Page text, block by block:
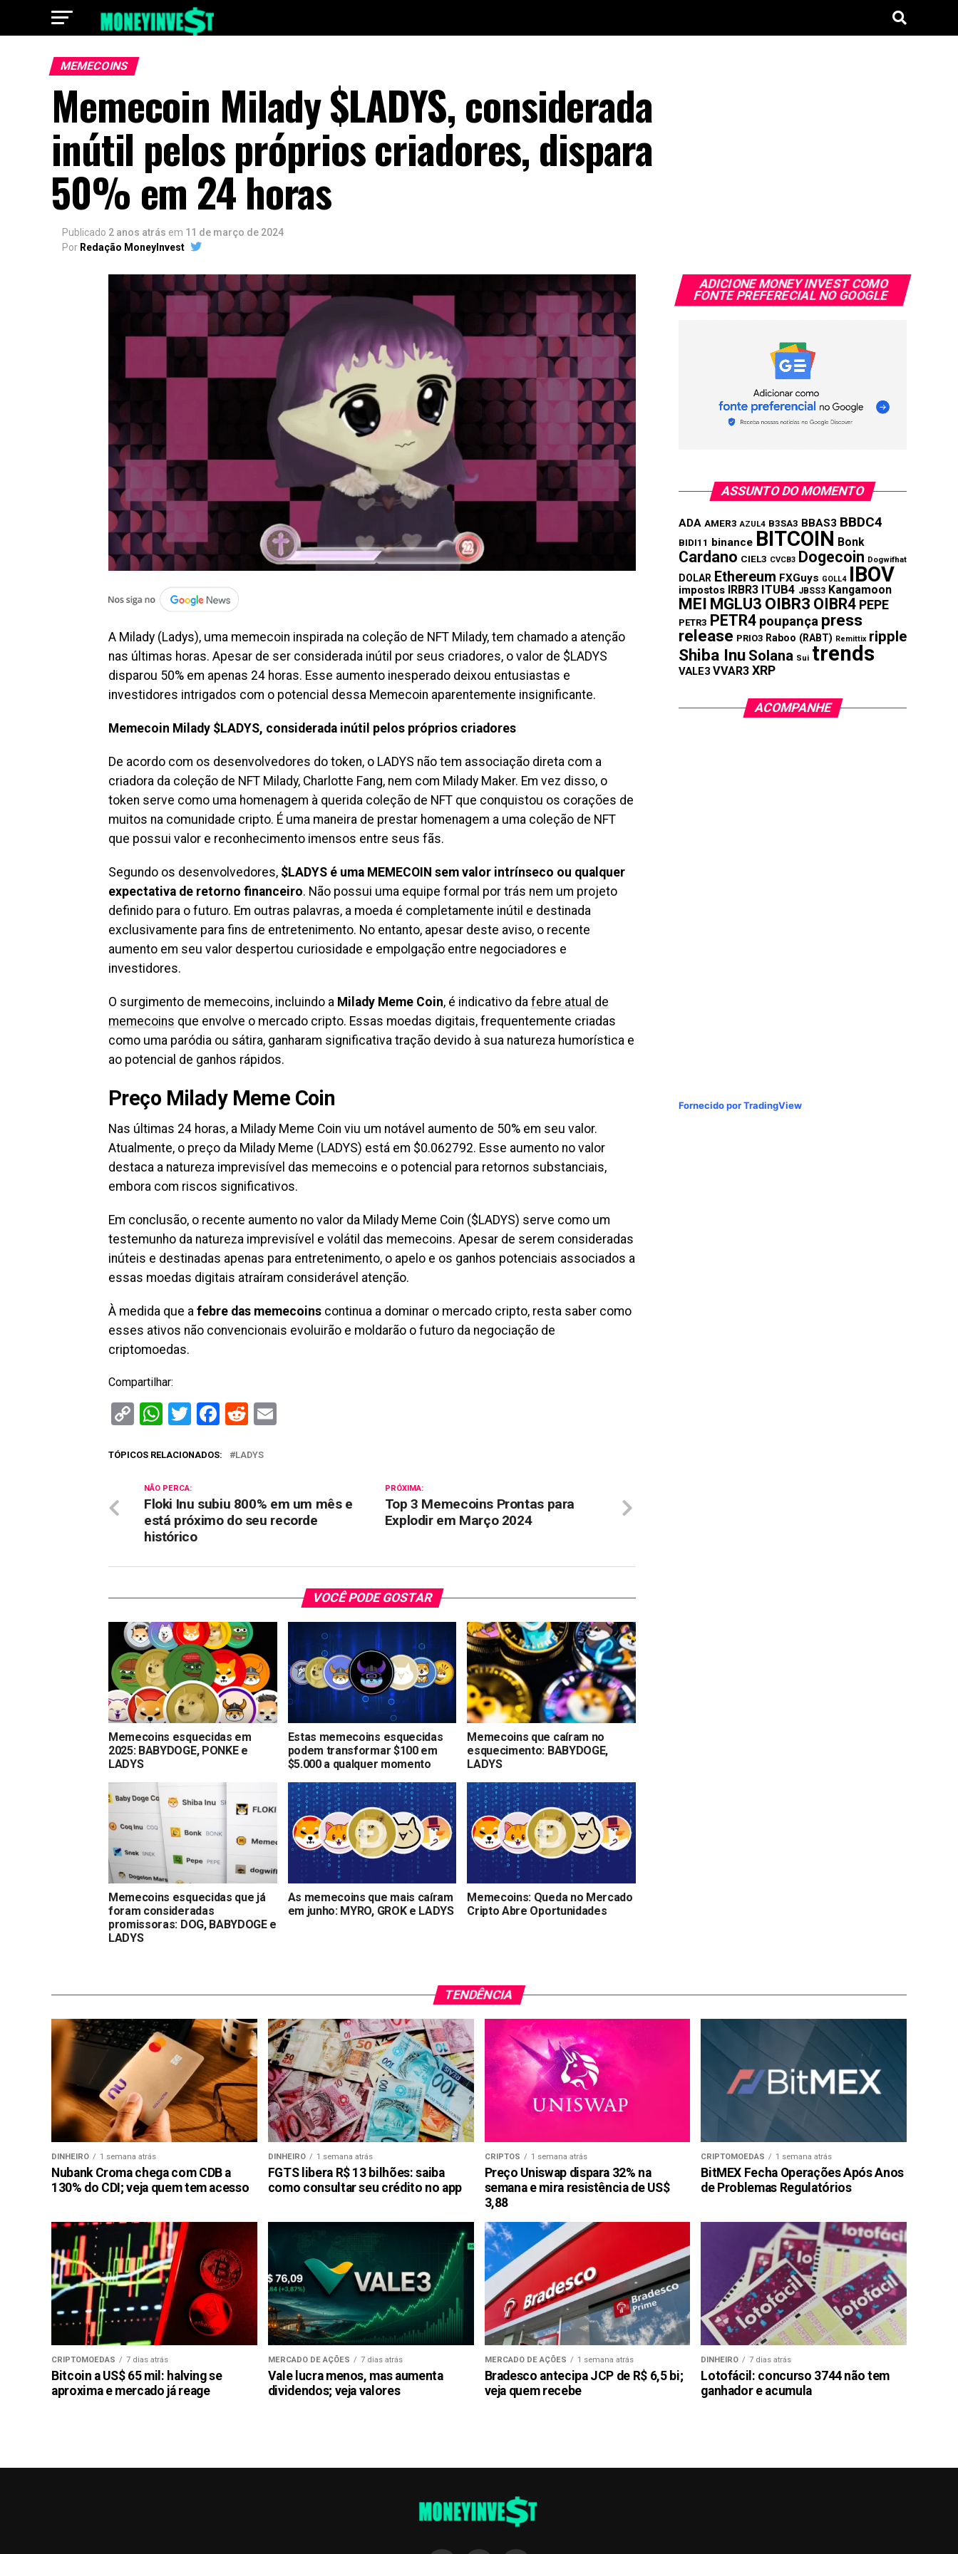
MEMECOINS
Memecoin Milady $LADYS, considerada
inútil pelos próprios criadores, dispara
50% em 24 horas
Publicado 2 anos atrás em 11 de março de 2024
Por Redação MoneyInvest
A Milady (Ladys), uma memecoin inspirada na coleção de NFT Milady, tem chamado a atenção
nas últimas horas. Apesar de ser considerada inútil por seus criadores, o valor de $LADYS
disparou 50% em apenas 24 horas. Esse aumento inesperado deixou entusiastas e
investidores intrigados com o potencial dessa Memecoin aparentemente insignificante.
Memecoin Milady $LADYS, considerada inútil pelos próprios criadores
De acordo com os desenvolvedores do token, o LADYS não tem associação direta com a
criadora da coleção de NFT Milady, Charlotte Fang, nem com Milady Maker. Em vez disso, o
token serve como uma homenagem à querida coleção de NFT que conquistou os corações de
muitos na comunidade cripto. É uma maneira de prestar homenagem a uma coleção de NFT
que possui valor e reconhecimento imensos entre seus fãs.
Segundo os desenvolvedores, $LADYS é uma MEMECOIN sem valor intrínseco ou qualquer
expectativa de retorno financeiro. Não possui uma equipe formal por trás nem um projeto
definido para o futuro. Em outras palavras, a moeda é completamente inútil e destinada
exclusivamente para fins de entretenimento. No entanto, apesar deste aviso, o recente
aumento em seu valor despertou curiosidade e empolgação entre negociadores e
investidores.
O surgimento de memecoins, incluindo a Milady Meme Coin, é indicativo da febre atual de
memecoins que envolve o mercado cripto. Essas moedas digitais, frequentemente criadas
como uma paródia ou sátira, ganharam significativa tração devido à sua natureza humorística e
ao potencial de ganhos rápidos.
Preço Milady Meme Coin
Nas últimas 24 horas, a Milady Meme Coin viu um notável aumento de 50% em seu valor.
Atualmente, o preço da Milady Meme (LADYS) está em $0.062792. Esse aumento no valor
destaca a natureza imprevisível das memecoins e o potencial para retornos substanciais,
embora com riscos significativos.
Em conclusão, o recente aumento no valor da Milady Meme Coin ($LADYS) serve como um
testemunho da natureza imprevisível e volátil das memecoins. Apesar de serem consideradas
inúteis e destinadas apenas para entretenimento, o apelo e os ganhos potenciais associados a
essas moedas digitais atraíram considerável atenção.
À medida que a febre das memecoins continua a dominar o mercado cripto, resta saber como
esses ativos não convencionais evoluirão e moldarão o futuro da negociação de
criptomoedas.
Compartilhar:
CopyWhatsApp
Twitter
Facebook
Reddit
TÓPICOS RELACIONADOS: LADYS
PRÓXIMA:
Top 3 Memecoins Prontas para
Explodir em Março 2024
NÃO PERCA:
Floki Inu subiu 800% em um mês e
está próximo do seu recorde
histórico
VOCÊ PODE GOSTAR
Memecoins esquecidas em
2025: BABYDOGE, PONKE e
LADYS
Estas memecoins esquecidas
podem transformar $100 em
$5.000 a qualquer momento
Memecoins que caíram no
esquecimento: BABYDOGE,
LADYS
Memecoins esquecidas que já
foram consideradas
promissoras: DOG, BABYDOGE e
LADYS
As memecoins que mais caíram
em junho: MYRO, GROK e LADYS
Memecoins: Queda no Mercado
Cripto Abre Oportunidades
ADICIONE MONEY INVEST COMO
FONTE PREFERECIAL NO GOOGLE
ASSUNTO DO MOMENTO
ADA AMER3 AZUL4 B3SA3 BBAS3 BBDC4
BIDI11 binance BITCOIN Bonk
Cardano CIEL3 CVCB3 Dogecoin Dogwifhat
DOLAR Ethereum FXGuys GOLL4 IBOV
impostos IRBR3 ITUB4 JBSS3 Kangamoon
MEI MGLU3 OIBR3 OIBR4 PEPE
PETR3 PETR4 poupança press
release PRIO3 Raboo (RABT) Remittix ripple
Shiba Inu Solana Sui trends
VALE3 VVAR3 XRP
ACOMPANHE
Fornecido por TradingView
TENDÊNCIA
DINHEIRO 1 semana atrás
Nubank Croma chega com CDB a
130% do CDI; veja quem tem acesso
DINHEIRO 1 semana atrás
FGTS libera R$ 13 bilhões: saiba
como consultar seu crédito no app
CRIPTOS 1 semana atrás
Preço Uniswap dispara 32% na
semana e mira resistência de US$
3,88
CRIPTOMOEDAS 1 semana atrás
BitMEX Fecha Operações Após Anos
de Problemas Regulatórios
CRIPTOMOEDAS 7 dias atrás
Bitcoin a US$ 65 mil: halving se
aproxima e mercado já reage
MERCADO DE AÇÕES 7 dias atrás
Vale lucra menos, mas aumenta
dividendos; veja valores
MERCADO DE AÇÕES 1 semana atrás
Bradesco antecipa JCP de R$ 6,5 bi;
veja quem recebe
DINHEIRO 7 dias atrás
Lotofácil: concurso 3744 não tem
ganhador e acumula